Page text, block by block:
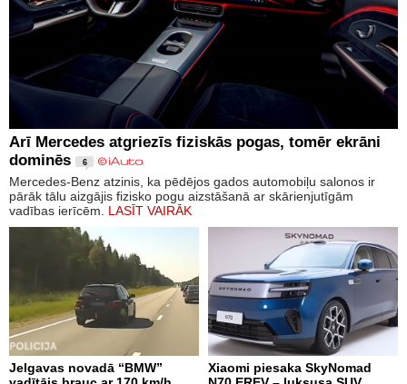
Arī Mercedes atgriezīs fiziskās pogas, tomēr ekrāni
dominēs
6
Mercedes-Benz atzinis, ka pēdējos gados automobiļu salonos ir
pārāk tālu aizgājis fizisko pogu aizstāšanā ar skārienjutīgām
vadības ierīcēm. LASĪT VAIRĀK
Jelgavas novadā “BMW”
Xiaomi piesaka SkyNomad